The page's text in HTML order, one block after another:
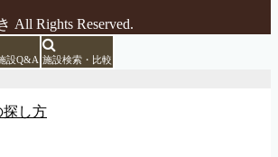
All Rights Reserved.
設Q&A 施設検索・比較
探し方